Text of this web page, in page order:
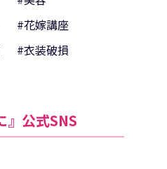
#花嫁講座
#衣装破損
』公式SNS